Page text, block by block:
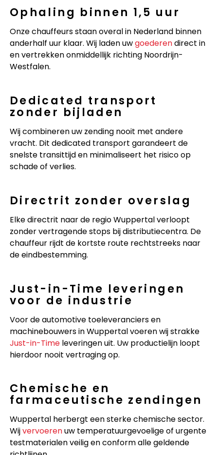
Ophaling binnen 1,5 uur
Onze chauffeurs staan overal in Nederland binnen
anderhalf uur klaar. Wij laden uwgoederendirect in
en vertrekken onmiddellijk richting Noordrijn-
Westfalen.
Dedicated transport
zonder bijladen
Wij combineren uw zending nooit met andere
vracht. Dit dedicated transport garandeert de
snelste transittijd en minimaliseert het risico op
schade of verlies.
Directrit zonder overslag
Elke directrit naar de regio Wuppertal verloopt
zonder vertragende stops bij distributiecentra. De
chauffeur rijdt de kortste route rechtstreeks naar
de eindbestemming.
Just-in-Time leveringen
voor de industrie
Voor de automotive toeleveranciers en
machinebouwers in Wuppertal voeren wij strakke
Just-in-Time leveringen uit. Uw productielijn loopt
hierdoor nooit vertraging op.
Chemische en
farmaceutische zendingen
Wuppertal herbergt een sterke chemische sector.
Wijvervoerenuw temperatuurgevoelige of urgente
testmaterialen veilig en conform alle geldende